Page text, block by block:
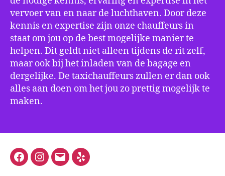
vervoer van en naar de luchthaven. Door deze
kennis en expertise zijn onze chauffeurs in
staat om jou op de best mogelijke manier te
helpen. Dit geldt niet alleen tijdens de rit zelf,
maar ook bij het inladen van de bagage en
dergelijke. De taxichauffeurs zullen er dan ook
alles aan doen om het jou zo prettig mogelijk te
maken.
FacebookInstagram
E-
Yelp